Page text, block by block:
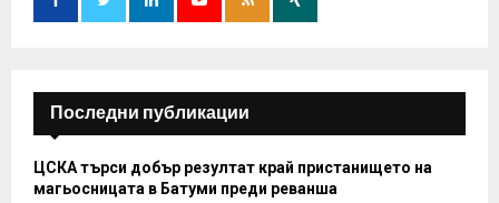
:
H
Последни публикации
ЦСКА търси добър резултат край пристанището на
магьосницата в Батуми преди реванша